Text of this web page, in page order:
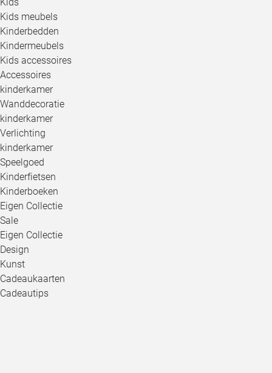
Kids meubels
Kinderbedden
Kindermeubels
Kids accessoires
Accessoires
kinderkamer
Wanddecoratie
kinderkamer
Verlichting
kinderkamer
Speelgoed
Kinderfietsen
Kinderboeken
Eigen Collectie
Sale
Eigen Collectie
Design
Kunst
Cadeaukaarten
Cadeautips